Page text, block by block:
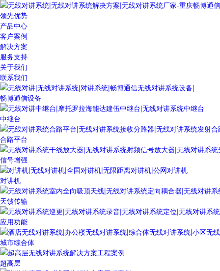
领先优势
产品中心
客户案例
解决方案
服务支持
关于我们
联系我们
畅博通信设备
中继台
合路平台
信号增强
对讲机
天馈传输
应用功能
城市综合体
超高层